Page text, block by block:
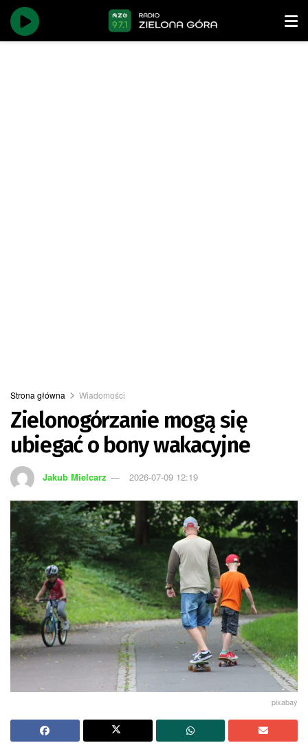
Strona główna Wiadomości
Zielonogórzanie mogą się
ubiegać o bony wakacyjne
Jakub Mielcarz 2026-07-09 12:19
pixabay